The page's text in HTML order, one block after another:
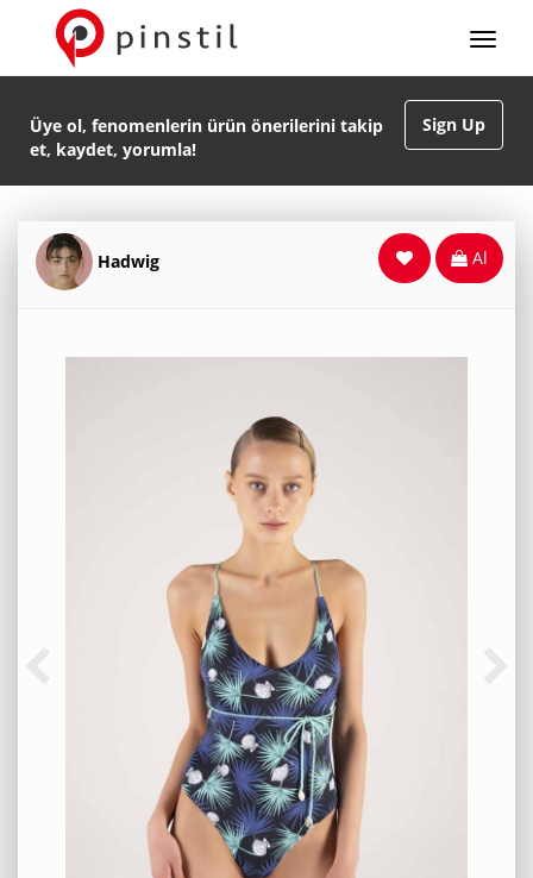
Sign Up
Üye ol, fenomenlerin ürün önerilerini takip
et, kaydet, yorumla!
Hadwig Al